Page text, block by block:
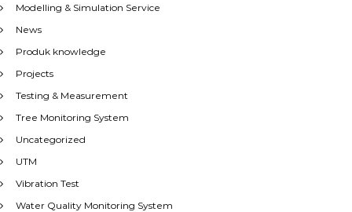
Modelling & Simulation Service
News
Produk knowledge
Projects
Testing & Measurement
Tree Monitoring System
Uncategorized
UTM
Vibration Test
Water Quality Monitoring System